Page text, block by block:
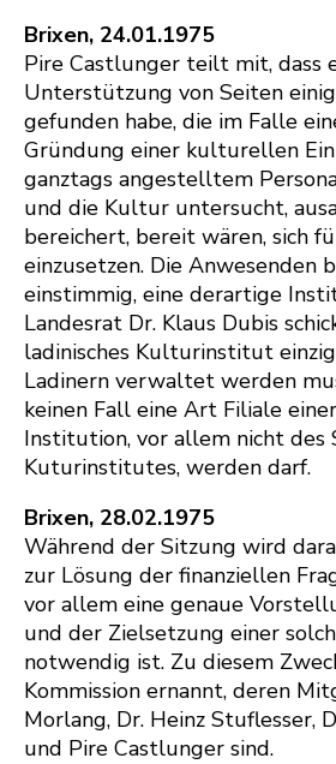
Brixen, 24.01.1975
Pire Castlunger teilt mit, dass
Unterstützung von Seiten
gefunden habe, die im Falle
Gründung einer kulturellen
ganztags angestelltem
und die Kultur untersucht,
bereichert, bereit wären, sich
einzusetzen. Die Anwesenden
einstimmig, eine derartige
Landesrat Dr. Klaus Dubis
ladinisches Kulturinstitut
Ladinern verwaltet werden
keinen Fall eine Art Filiale
Institution, vor allem nicht des
Kuturinstitutes, werden darf.
Brixen, 28.02.1975
Während der Sitzung wird
zur Lösung der finanziellen
vor allem eine genaue
und der Zielsetzung einer
notwendig ist. Zu diesem
Kommission ernannt, deren
Morlang, Dr. Heinz Stuflesser,
und Pire Castlunger sind.